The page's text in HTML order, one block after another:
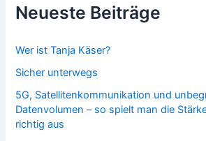
Neueste Beiträge
Wer ist Tanja Käser?
Sicher unterwegs
5G, Satellitenkommunikation und
Datenvolumen – so spielt man die
richtig aus